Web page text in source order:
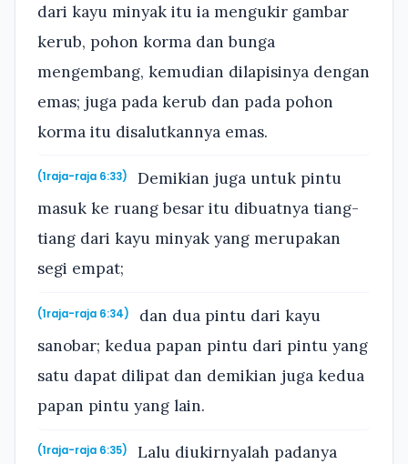
dari kayu minyak itu ia mengukir gambar
kerub, pohon korma dan bunga
mengembang, kemudian dilapisinya dengan
emas; juga pada kerub dan pada pohon
korma itu disalutkannya emas.
(1raja-raja 6:33)
Demikian juga untuk pintu
masuk ke ruang besar itu dibuatnya tiang-
tiang dari kayu minyak yang merupakan
segi empat;
(1raja-raja 6:34)
dan dua pintu dari kayu
sanobar; kedua papan pintu dari pintu yang
satu dapat dilipat dan demikian juga kedua
papan pintu yang lain.
(1raja-raja 6:35)
Lalu diukirnyalah padanya